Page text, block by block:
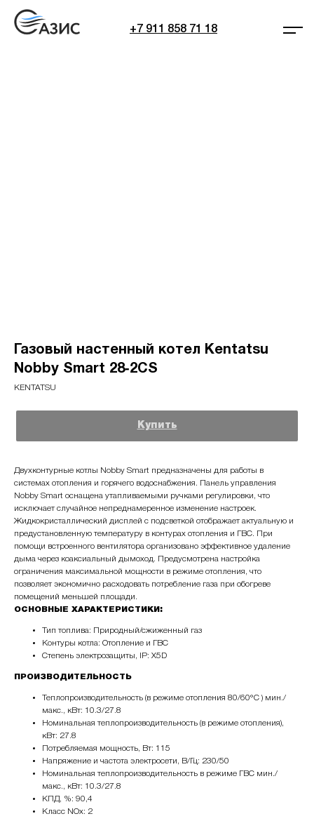
+7 911 858 71 18
Газовый настенный котел Kentatsu
Nobby Smart 28‑2CS
KENTATSU
Купить
Двухконтурные котлы Nobby Smart предназначены для работы в
системах отопления и горячего водоснабжения. Панель управления
Nobby Smart оснащена утапливаемыми ручками регулировки, что
исключает случайное непреднамеренное изменение настроек.
Жидкокристаллический дисплей с подсветкой отображает актуальную и
предустановленную температуру в контурах отопления и ГВС. При
помощи встроенного вентилятора организовано эффективное удаление
дыма через коаксиальный дымоход. Предусмотрена настройка
ограничения максимальной мощности в режиме отопления, что
позволяет экономично расходовать потребление газа при обогреве
помещений меньшей площади.
ОСНОВНЫЕ ХАРАКТЕРИСТИКИ:
Тип топлива: Природный/сжиженный газ
Контуры котла: Отопление и ГВС
Степень электрозащиты, IP: X5D
ПРОИЗВОДИТЕЛЬНОСТЬ
Теплопроизводительность (в режиме отопления 80/60°С ) мин./
макс., кВт: 10.3/27.8
Номинальная теплопроизводительность (в режиме отопления),
кВт: 27.8
Потребляемая мощность, Вт: 115
Напряжение и частота электросети, В/Гц: 230/50
Номинальная теплопроизводительность в режиме ГВС мин./
макс., кВт: 10.3/27.8
КПД, %: 90,4
Класс NOx: 2